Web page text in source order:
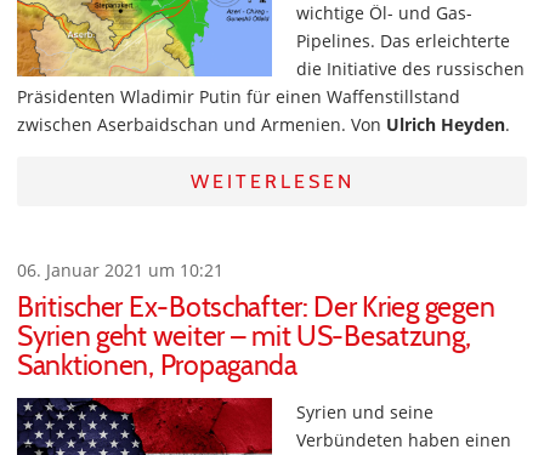
wichtige Öl- und Gas-
Pipelines. Das erleichterte
die Initiative des russischen
Präsidenten Wladimir Putin für einen Waffenstillstand
zwischen Aserbaidschan und Armenien. Von Ulrich Heyden.
WEITERLESEN
06. Januar 2021 um 10:21
Britischer Ex-Botschafter: Der Krieg gegen
Syrien geht weiter – mit US-Besatzung,
Sanktionen, Propaganda
Syrien und seine
Verbündeten haben einen